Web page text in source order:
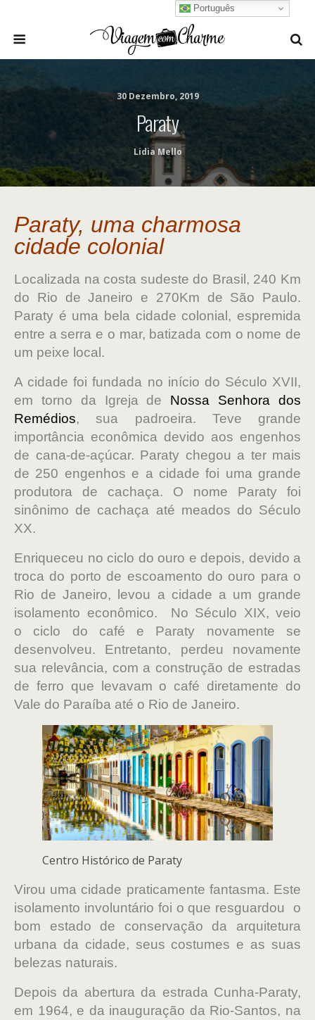
30 Dezembro, 2019
Paraty
Lidia Mello
Paraty, uma charmosa
cidade colonial
Localizada na costa sudeste do Brasil, 240 Km
do Rio de Janeiro e 270Km de São Paulo.
Paraty é uma bela cidade colonial, espremida
entre a serra e o mar, batizada com o nome de
um peixe local.
A cidade foi fundada no início do Século XVII,
em torno da Igreja de Nossa Senhora dos
Remédios, sua padroeira. Teve grande
importância econômica devido aos engenhos
de cana-de-açúcar. Paraty chegou a ter mais
de 250 engenhos e a cidade foi uma grande
produtora de cachaça. O nome Paraty foi
sinônimo de cachaça até meados do Século
XX.
Enriqueceu no ciclo do ouro e depois, devido a
troca do porto de escoamento do ouro para o
Rio de Janeiro, levou a cidade a um grande
isolamento econômico. No Século XIX, veio
o ciclo do café e Paraty novamente se
desenvolveu. Entretanto, perdeu novamente
sua relevância, com a construção de estradas
de ferro que levavam o café diretamente do
Vale do Paraíba até o Rio de Janeiro.
Centro Histórico de Paraty
Virou uma cidade praticamente fantasma. Este
isolamento involuntário foi o que resguardou o
bom estado de conservação da arquitetura
urbana da cidade, seus costumes e as suas
belezas naturais.
Depois da abertura da estrada Cunha-Paraty,
em 1964, e da inauguração da Rio-Santos, na
Português